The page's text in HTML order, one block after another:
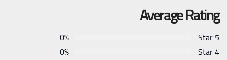
Average Rating
5 Star
0%
4 Star
0%